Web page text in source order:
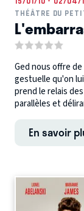
THÉÂTRE DU
Ged nous offre
gestuelle qu'on
prend le relais
parallèles et
En savoir